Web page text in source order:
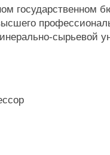
государственном
сырьевой